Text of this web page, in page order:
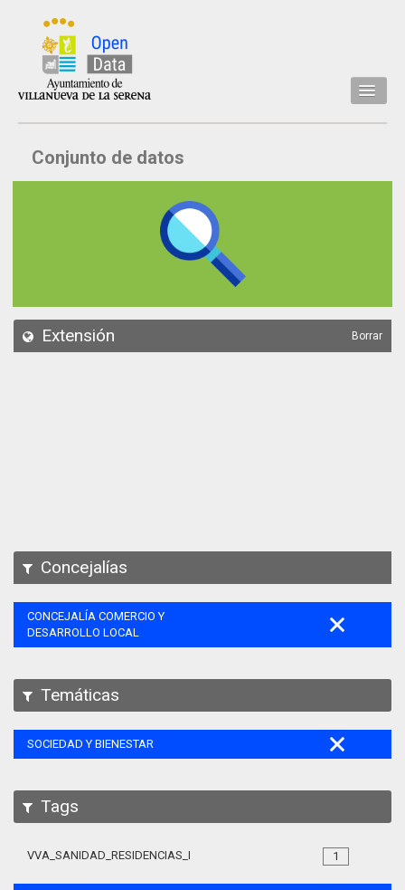
Inicio
Datos
API
Conjunto de datos
Extensión Borrar
Concejalías
CONCEJALÍA COMERCIO Y
DESARROLLO LOCAL
Temáticas
SOCIEDAD Y BIENESTAR
Tags
1
VVA_SANIDAD_RESIDENCIAS_MAYORES_105